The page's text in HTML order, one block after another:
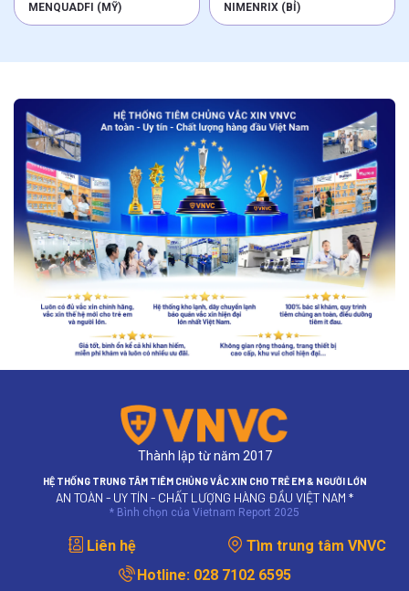
MENQUADFI (MỸ)
NIMENRIX (BỈ)
Thành lập từ năm 2017
HỆ THỐNG TRUNG TÂM TIÊM CHỦNG VẮC XIN CHO TRẺ EM & NGƯỜI LỚN
AN TOÀN - UY TÍN - CHẤT LƯỢNG HÀNG ĐẦU VIỆT NAM *
* Bình chọn của Vietnam Report 2025
Liên hệ
Tìm trung tâm VNVC
Hotline:028 7102 6595